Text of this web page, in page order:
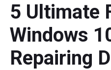
5 Ultimate
Windows
Repairing